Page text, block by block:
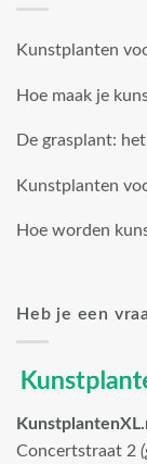
Kunstplanten
Hoe maak je
De grasplant:
Kunstplanten
Hoe worden
Heb je een
Concertstraat 2